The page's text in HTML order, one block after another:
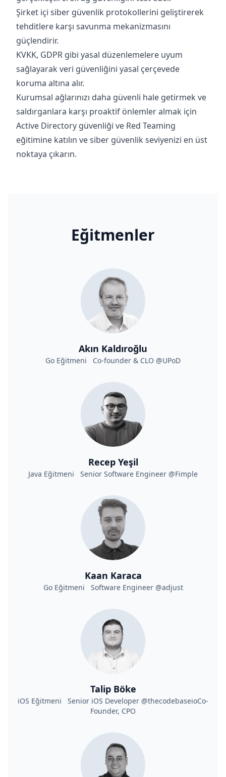
Şirket içi siber güvenlik protokollerini geliştirerek
tehditlere karşı savunma mekanizmasını
güçlendirir.
KVKK, GDPR gibi yasal düzenlemelere uyum
sağlayarak veri güvenliğini yasal çerçevede
koruma altına alır.
Kurumsal ağlarınızı daha güvenli hale getirmek ve
saldırganlara karşı proaktif önlemler almak için
Active Directory güvenliği ve Red Teaming
eğitimine katılın ve siber güvenlik seviyenizi en üst
noktaya çıkarın.
Eğitmenler
Akın Kaldıroğlu
Go Eğitmeni Co-founder & CLO @UPoD
Recep Yeşil
Java Eğitmeni Senior Software Engineer @Fimple
Kaan Karaca
Go Eğitmeni Software Engineer @adjust
Talip Böke
iOS Eğitmeni Senior iOS Developer @thecodebaseioCo-
Founder, CPO